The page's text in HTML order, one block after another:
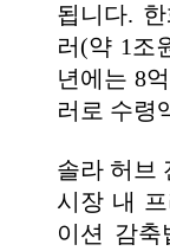
됩니다.
러(약 1조
년에는 8
러로 수령
솔라 허브
시장 내
이션 감